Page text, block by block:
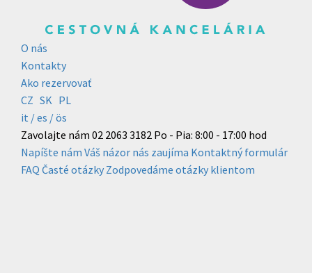
O nás
Kontakty
Ako rezervovať
CZ SK PL
it /es / ös
Zavolajte nám 02 2063 3182 Po - Pia: 8:00 - 17:00 hod
Napíšte nám Váš názor nás zaujíma Kontaktný formulár
FAQ Časté otázky Zodpovedáme otázky klientom